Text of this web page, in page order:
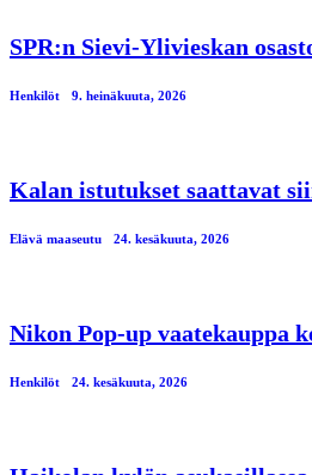
SPR:n Sievi-Ylivieskan
Henkilöt 9. heinäkuuta, 2026
Kalan istutukset saattavat
Elävä maaseutu 24. kesäkuuta, 2026
Nikon Pop-up vaatekauppa
Henkilöt 24. kesäkuuta, 2026